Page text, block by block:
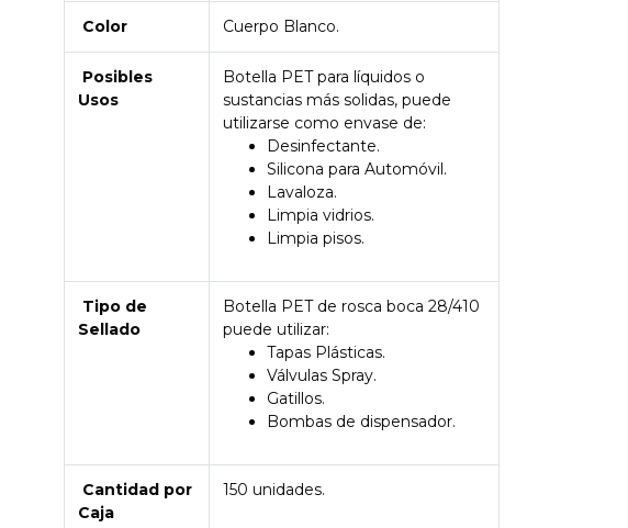
Color Cuerpo Blanco.
Posibles
Usos
Botella PET para líquidos o
sustancias más solidas, puede
utilizarse como envase de:
Desinfectante.
Silicona para Automóvil.
Lavaloza.
Limpia vidrios.
Limpia pisos.
Tipo de
Sellado
Botella PET de rosca boca 28/410
puede utilizar:
Tapas Plásticas.
Válvulas Spray.
Gatillos.
Bombas de dispensador.
Cantidad por
Caja
150 unidades.